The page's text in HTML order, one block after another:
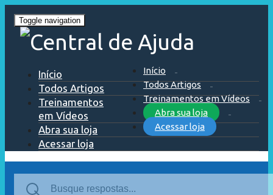
Toggle navigation
Início
Todos Artigos
Treinamentos em Vídeos
Abra sua loja
Acessar loja
Início
Todos Artigos
Treinamentos
em Vídeos
Abra sua loja
Acessar loja